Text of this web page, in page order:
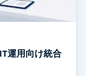
運用向け統合